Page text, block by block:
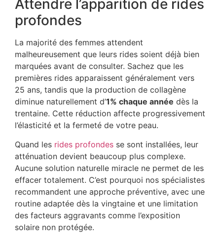
Attendre l’apparition de rides
profondes
La majorité des femmes attendent
malheureusement que leurs rides soient déjà bien
marquées avant de consulter. Sachez que les
premières rides apparaissent généralement vers
25 ans, tandis que la production de collagène
diminue naturellement d’1% chaque année dès la
trentaine. Cette réduction affecte progressivement
l’élasticité et la fermeté de votre peau.
Quand les rides profondes se sont installées, leur
atténuation devient beaucoup plus complexe.
Aucune solution naturelle miracle ne permet de les
effacer totalement. C’est pourquoi nos spécialistes
recommandent une approche préventive, avec une
routine adaptée dès la vingtaine et une limitation
des facteurs aggravants comme l’exposition
solaire non protégée.